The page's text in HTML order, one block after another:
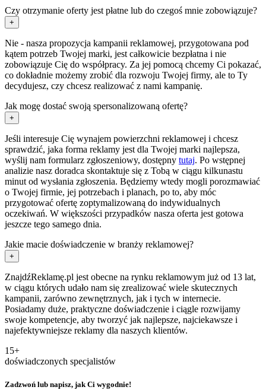
Czy otrzymanie oferty jest płatne lub do czegoś mnie zobowiązuje?
+
Nie - nasza propozycja kampanii reklamowej, przygotowana pod
kątem potrzeb Twojej marki, jest całkowicie bezpłatna i nie
zobowiązuje Cię do współpracy. Za jej pomocą chcemy Ci pokazać,
co dokładnie możemy zrobić dla rozwoju Twojej firmy, ale to Ty
decydujesz, czy chcesz realizować z nami kampanię.
Jak mogę dostać swoją spersonalizowaną ofertę?
+
Jeśli interesuje Cię wynajem powierzchni reklamowej i chcesz
sprawdzić, jaka forma reklamy jest dla Twojej marki najlepsza,
wyślij nam formularz zgłoszeniowy, dostępny tutaj. Po wstępnej
analizie nasz doradca skontaktuje się z Tobą w ciągu kilkunastu
minut od wysłania zgłoszenia. Będziemy wtedy mogli porozmawiać
o Twojej firmie, jej potrzebach i planach, po to, aby móc
przygotować ofertę zoptymalizowaną do indywidualnych
oczekiwań. W większości przypadków nasza oferta jest gotowa
jeszcze tego samego dnia.
Jakie macie doświadczenie w branży reklamowej?
+
ZnajdźReklamę.pl jest obecne na rynku reklamowym już od 13 lat,
w ciągu których udało nam się zrealizować wiele skutecznych
kampanii, zarówno zewnętrznych, jak i tych w internecie.
Posiadamy duże, praktyczne doświadczenie i ciągle rozwijamy
swoje kompetencje, aby tworzyć jak najlepsze, najciekawsze i
najefektywniejsze reklamy dla naszych klientów.
15+
doświadczonych specjalistów
Zadzwoń lub napisz, jak Ci wygodnie!